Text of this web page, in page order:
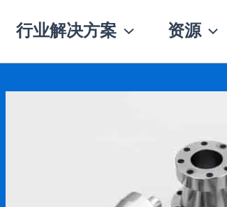
行业解决方案 资源